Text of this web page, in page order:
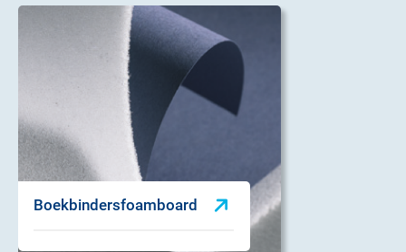
Boekbindersfoamboard